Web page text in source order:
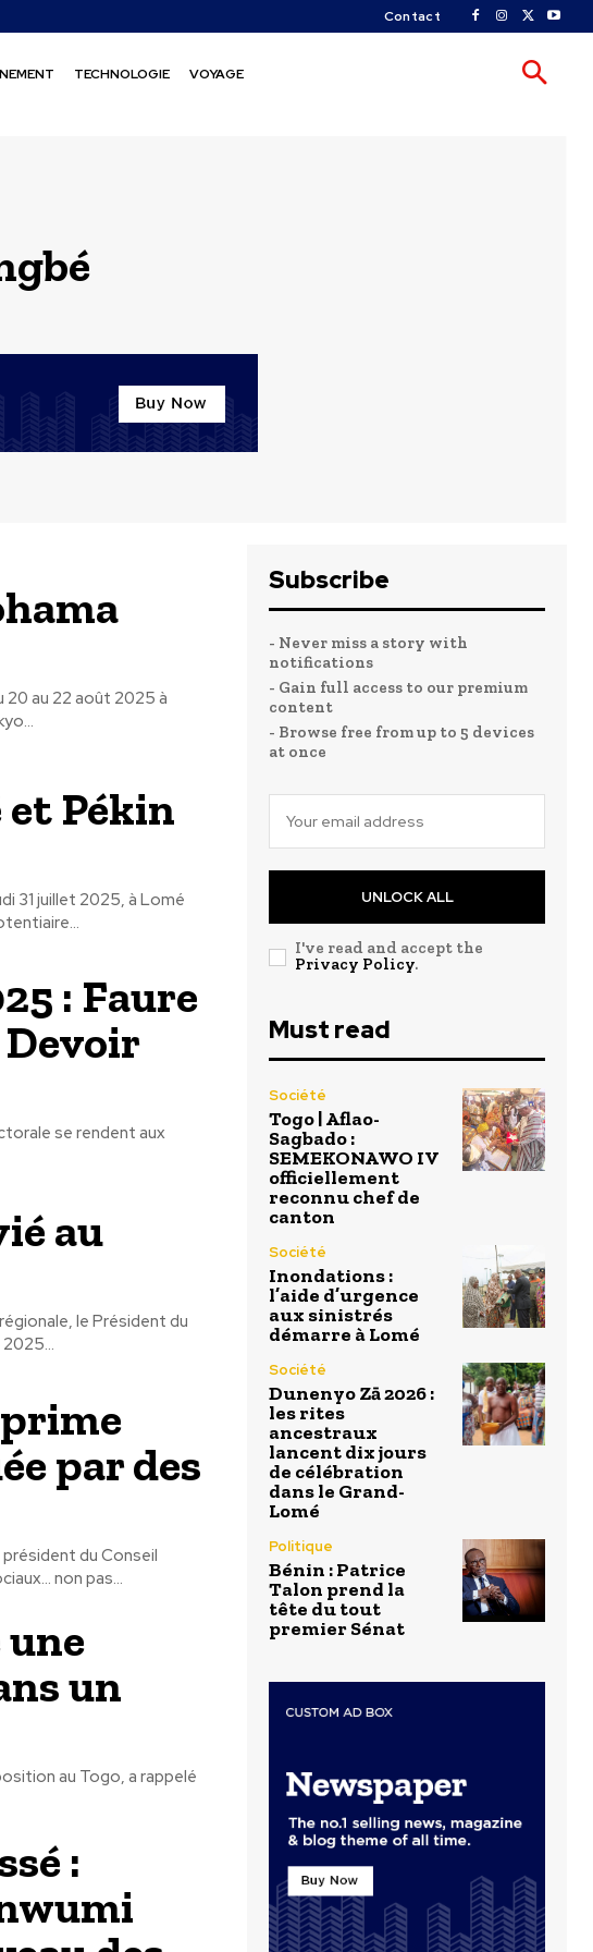
Contact
TECHNOLOGIE VOYAGE
20 au 22 août 2025 à
Pékin
31 juillet 2025, à Lomé
: Faure
se rendent aux
au
le Président du
par des
du Conseil
non pas...
une
un
au Togo, a rappelé
:
Subscribe
- Never miss a story with
notifications
- Gain full access to our premium
content
- Browse free from up to 5 devices
at once
UNLOCK ALL
I've read and accept the
Privacy Policy.
Must read
Société
Togo | Aflao-
Sagbado :
SEMEKONAWO IV
officiellement
reconnu chef de
canton
Société
Inondations :
l’aide d’urgence
aux sinistrés
démarre à Lomé
Société
Dunenyo Zā 2026 :
les rites
ancestraux
lancent dix jours
de célébration
dans le Grand-
Lomé
Politique
Bénin : Patrice
Talon prend la
tête du tout
premier Sénat